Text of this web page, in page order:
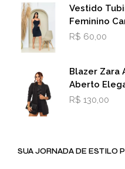
Vestido
Feminino
R$ 60,00
Blazer Zara
Aberto
R$ 130,00
SUA JORNADA DE ESTILO